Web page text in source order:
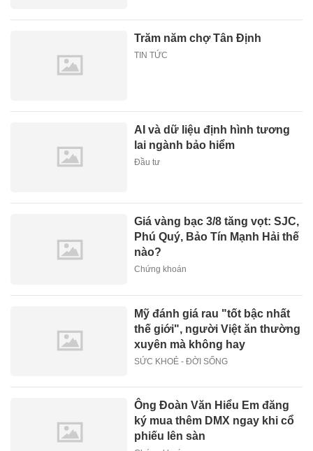
Trăm năm chợ Tân Định
TIN TỨC
AI và dữ liệu định hình tương
lai ngành bảo hiểm
Đầu tư
Giá vàng bạc 3/8 tăng vọt: SJC,
Phú Quý, Bảo Tín Mạnh Hải thế
nào?
Chứng khoán
Mỹ đánh giá rau "tốt bậc nhất
thế giới", người Việt ăn thường
xuyên mà không hay
SỨC KHOẺ - ĐỜI SỐNG
Ông Đoàn Văn Hiểu Em đăng
ký mua thêm DMX ngay khi cổ
phiếu lên sàn